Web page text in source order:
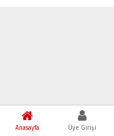
Anasayfa Üye Girişi